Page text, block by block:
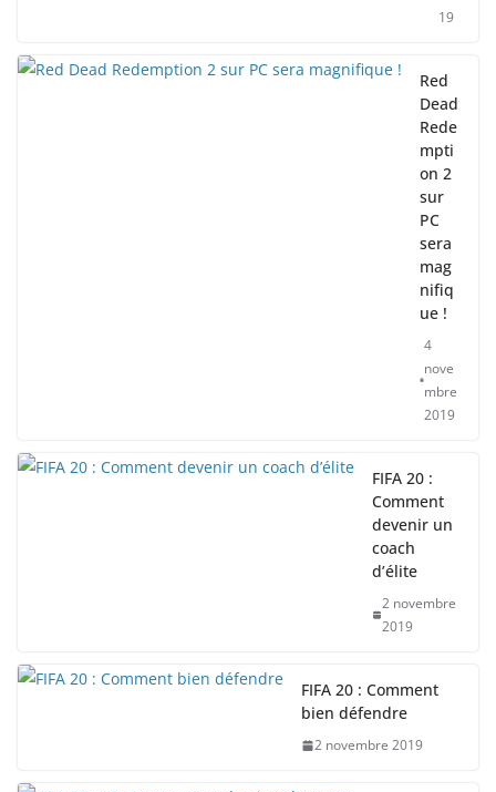
19
Red
Dead
Rede
mpti
on 2
sur
PC
sera
mag
nifiq
ue !
4
nove
mbre
2019
FIFA 20 :
Comment
devenir un
coach
d’élite
2 novembre
2019
FIFA 20 : Comment
bien défendre
2 novembre 2019